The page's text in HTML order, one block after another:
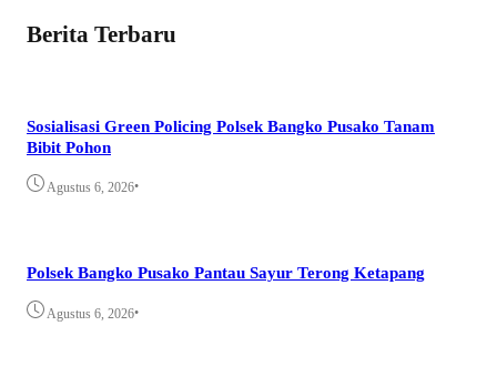
Berita Terbaru
Sosialisasi Green Policing Polsek Bangko Pusako Tanam
Bibit Pohon
Agustus 6, 2026•
Polsek Bangko Pusako Pantau Sayur Terong Ketapang
Agustus 6, 2026•